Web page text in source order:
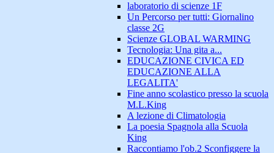
laboratorio di scienze 1F
Un Percorso per tutti: Giornalino
classe 2G
Scienze GLOBAL WARMING
Tecnologia: Una gita a...
EDUCAZIONE CIVICA ED
EDUCAZIONE ALLA
LEGALITA'
Fine anno scolastico presso la scuola
M.L.King
A lezione di Climatologia
La poesia Spagnola alla Scuola
King
Raccontiamo l'ob.2 Sconfiggere la